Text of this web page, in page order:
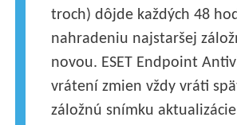
troch) dôjde každých 48
nahradeniu najstaršej
novou. ESET Endpoint
vrátení zmien vždy vráti
záložnú snímku aktualizácie